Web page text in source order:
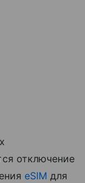
отключение
eSIM для